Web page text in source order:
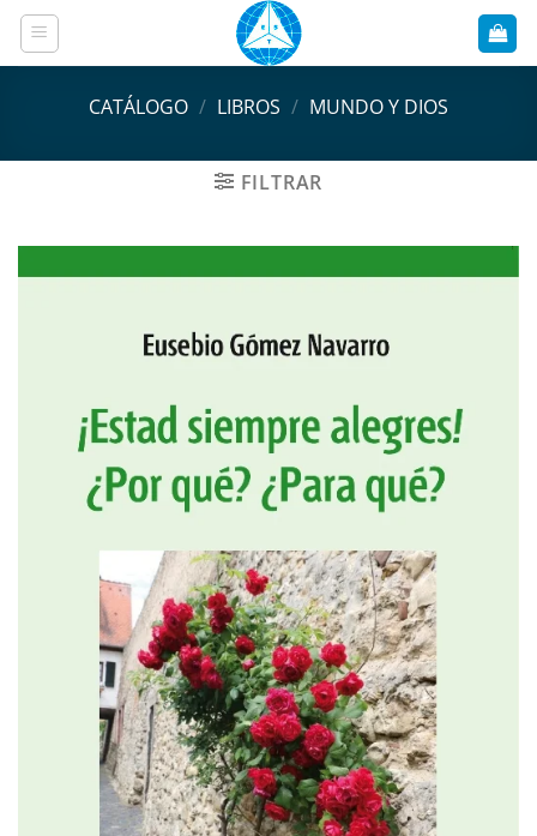
Saltar
contenido
CATÁLOGO / LIBROS / MUNDO Y DIOS
FILTRAR